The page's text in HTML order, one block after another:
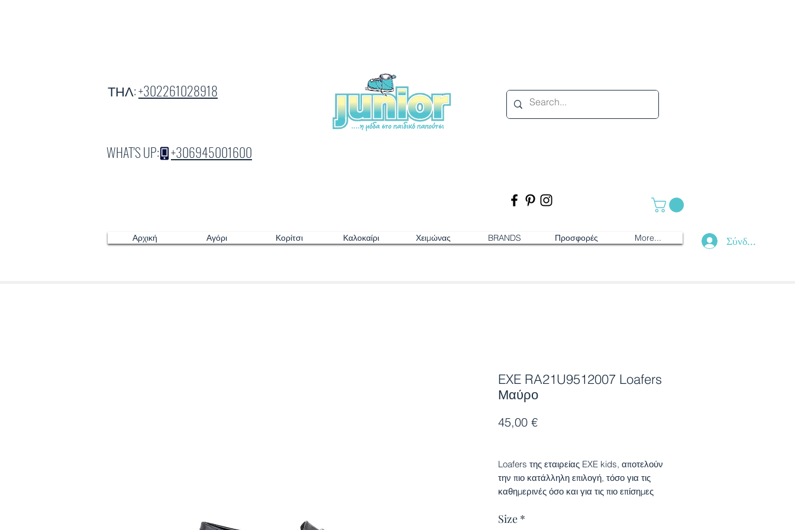
ΤΗΛ:+302261028918
WHAT'S UP:+306945001600
Αρχική Αγόρι Κορίτσι Καλοκαίρι Χειμώνας BRANDS Προσφορές More... Σύνδεση
EXE RA21U9512007 Loafers
Μαύρο
45,00 €Τιμή
Loafers της εταιρείας EXE kids, αποτελούν
την πιο κατάλληλη επιλογή, τόσο για τις
καθημερινές όσο και για τις πιο επίσημες
και είναι κατασκευασμένα από λουστρίνι,
Size *